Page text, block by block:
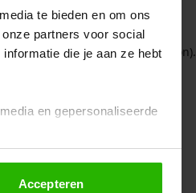
te bieden en om ons
partners voor social
die je aan ze hebt
en gepersonaliseerde
Accepteren
console for more information).